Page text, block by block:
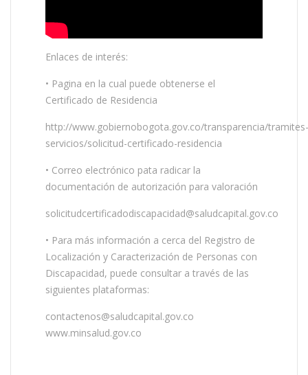
Enlaces de interés:
• Pagina en la cual puede obtenerse el
Certificado de Residencia
http://www.gobiernobogota.gov.co/transparencia/tramites-
servicios/solicitud-certificado-residencia
• Correo electrónico pata radicar la
documentación de autorización para valoración
solicitudcertificadodiscapacidad@saludcapital.gov.co
• Para más información a cerca del Registro de
Localización y Caracterización de Personas con
Discapacidad, puede consultar a través de las
siguientes plataformas:
contactenos@saludcapital.gov.co
www.minsalud.gov.co